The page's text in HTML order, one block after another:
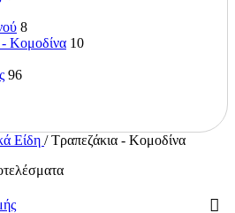
8
- Κομοδίνα 10
96
Είδη / Τραπεζάκια - Κομοδίνα